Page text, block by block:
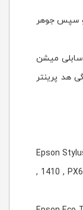
و سپس جوهر
سابلی میشن
هد پرینتر
Epson
, 1410 ,